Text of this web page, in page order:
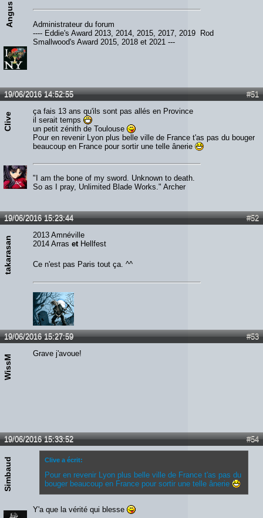
Angus
Administrateur du forum
---- Eddie's Award 2013, 2014, 2015, 2017, 2019 Rod
Smallwood's Award 2015, 2018 et 2021 ---
#51
19/06/2016 14:52:55
Clive
ça fais 13 ans qu'ils sont pas allés en Province
il serait temps
un petit zénith de Toulouse
Pour en revenir Lyon plus belle ville de France t'as pas du bouger
beaucoup en France pour sortir une telle ânerie
"I am the bone of my sword. Unknown to death.
So as I pray, Unlimited Blade Works." Archer
#52
19/06/2016 15:23:44
takarasan
2013 Amnéville
2014 Arras etHellfest
Ce n'est pas Paris tout ça. ^^
#53
19/06/2016 15:27:59
WissM
Grave j'avoue!
#54
19/06/2016 15:33:52
Simbaud Clive a écrit:
Pour en revenir Lyon plus belle ville de France t'as pas du
bouger beaucoup en France pour sortir une telle ânerie
Y'a que la vérité qui blesse